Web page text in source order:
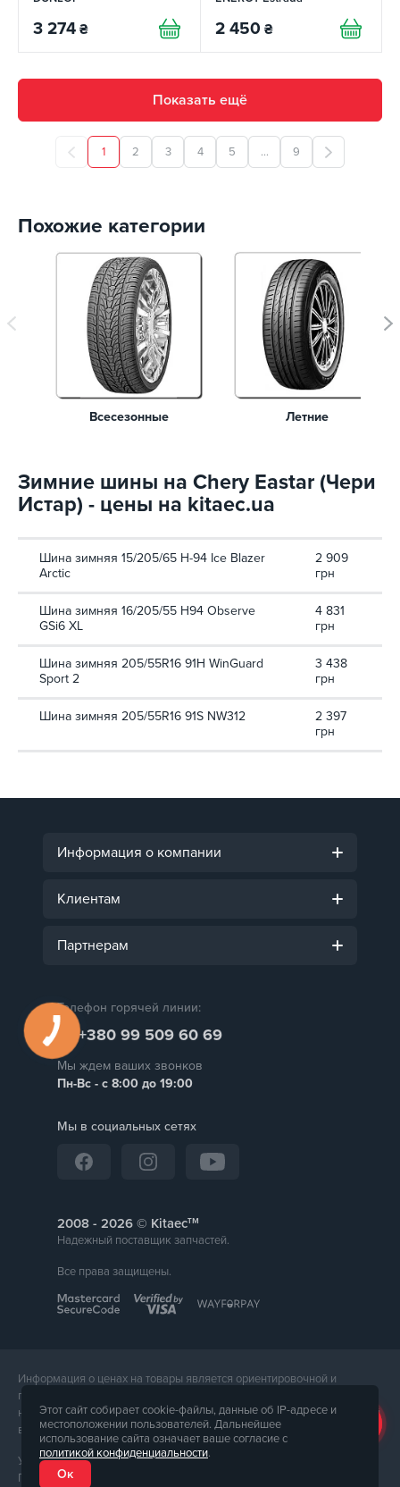
3 274 ₴ 2 450 ₴
Показать ещё
1 2 3 4 5 ... 9
Похожие категории
Всесезонные Летние
Зимние шины на Chery Eastar (Чери
Истар) - цены на kitaec.ua
Шина зимняя 15/205/65 H-94 Ice Blazer
Arctic
2 909
грн
Шина зимняя 16/205/55 H94 Observe
GSi6 XL
4 831
грн
Шина зимняя 205/55R16 91H WinGuard
Sport 2
3 438
грн
Шина зимняя 205/55R16 91S NW312
2 397
грн
Информация о компании
Клиентам
Партнерам
Телефон горячей линии:
+380 99 509 60 69
Мы ждем ваших звонков
Пн-Вс - с 8:00 до 19:00
Мы в социальных сетях
2008 - © Kitaecтм
Надежный поставщик запчастей.
Все права защищены.
Информация о ценах на товары является ориентировочной и
предоставляется для справки. Точная стоимость товара будет
названа менеджером магазина при подтверждении заказа. Внешний
вид и комплектация товара может отличаться от его фотографии.
Услуги предоставляет ФЛП Тюпа Петр Павлович, ИПН 2770105454.
Политика конфиденциальности доступна по
Этот сайт собирает cookie-файлы, данные об IP-адресе и
местоположении пользователей. Дальнейшее
использование сайта означает ваше согласие с
политикой конфиденциальности.
Ок